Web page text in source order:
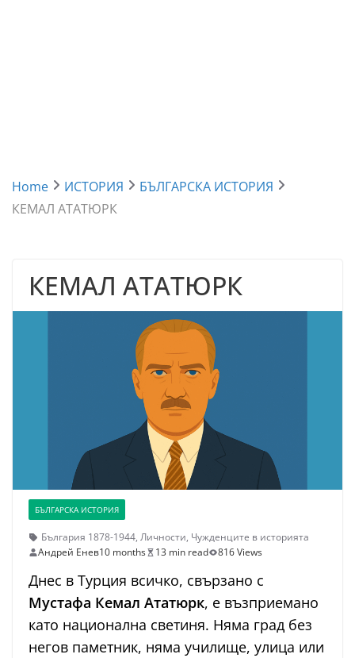
Home ИСТОРИЯ
БЪЛГАРСКА ИСТОРИЯ
КЕМАЛ АТАТЮРК
КЕМАЛ АТАТЮРК
БЪЛГАРСКА ИСТОРИЯ
България 1878-1944, Личности, Чужденците в историята
Андрей Енев10 months 13 min read 816 Views
Днес в Турция всичко, свързано с
Мустафа Кемал Ататюрк, е възприемано
като национална светиня. Няма град без
негов паметник, няма училище, улица или